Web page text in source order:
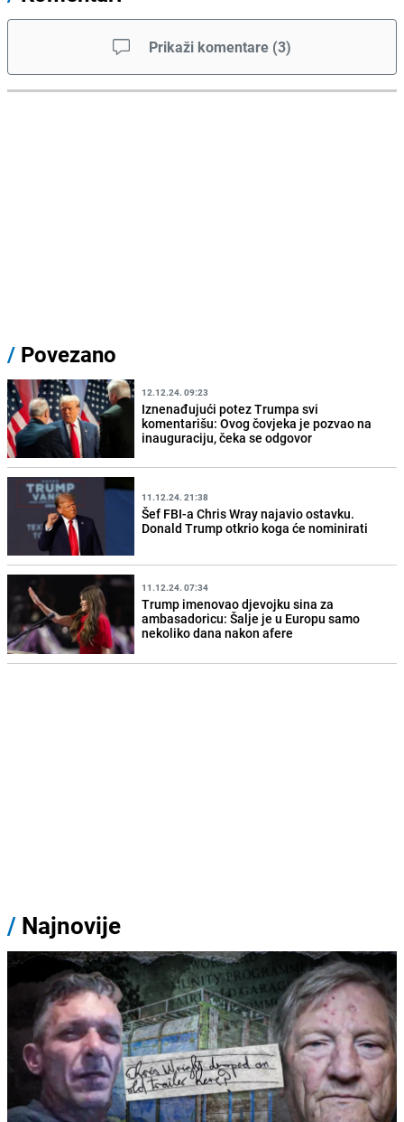
Prikaži komentare (3)
/ Povezano
12.12.24. 09:23
Iznenađujući potez Trumpa svi
komentarišu: Ovog čovjeka je pozvao na
inauguraciju, čeka se odgovor
11.12.24. 21:38
Šef FBI-a Chris Wray najavio ostavku.
Donald Trump otkrio koga će nominirati
11.12.24. 07:34
Trump imenovao djevojku sina za
ambasadoricu: Šalje je u Europu samo
nekoliko dana nakon afere
/ Najnovije